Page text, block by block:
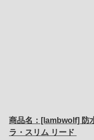
商品名：[lambwolf] 防
ラ・スリム リード